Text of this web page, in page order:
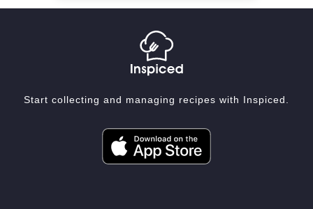
Start collecting and managing recipes with Inspiced.